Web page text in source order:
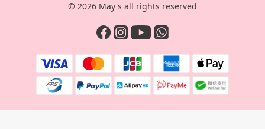
© 2026 May's all rights reserved